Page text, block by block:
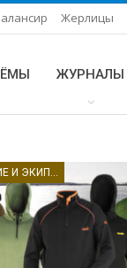
Жерлицы
ЖУРНАЛЫ
СНАРЯЖЕНИЕ И ЭКИПИРОВКА